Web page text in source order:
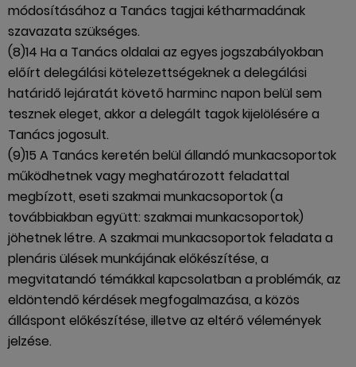
módosításához a Tanács tagjai kétharmadának
szavazata szükséges.
(8)14 Ha a Tanács oldalai az egyes jogszabályokban
előírt delegálási kötelezettségeknek a delegálási
határidő lejáratát követő harminc napon belül sem
tesznek eleget, akkor a delegált tagok kijelölésére a
Tanács jogosult.
(9)15 A Tanács keretén belül állandó munkacsoportok
működhetnek vagy meghatározott feladattal
megbízott, eseti szakmai munkacsoportok (a
továbbiakban együtt: szakmai munkacsoportok)
jöhetnek létre. A szakmai munkacsoportok feladata a
plenáris ülések munkájának előkészítése, a
megvitatandó témákkal kapcsolatban a problémák, az
eldöntendő kérdések megfogalmazása, a közös
álláspont előkészítése, illetve az eltérő vélemények
jelzése.